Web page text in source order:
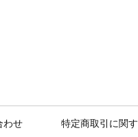
わせ 特定商取引に関